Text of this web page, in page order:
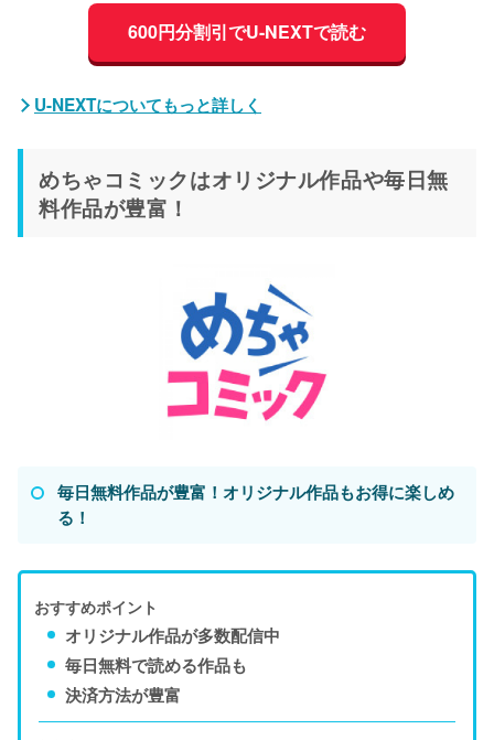
600円分割引でU-NEXTで読む
U-NEXTについてもっと詳しく
めちゃコミックはオリジナル作品や毎日無
料作品が豊富！
毎日無料作品が豊富！オリジナル作品もお得に楽しめ
る！
おすすめポイント
オリジナル作品が多数配信中
毎日無料で読める作品も
決済方法が豊富